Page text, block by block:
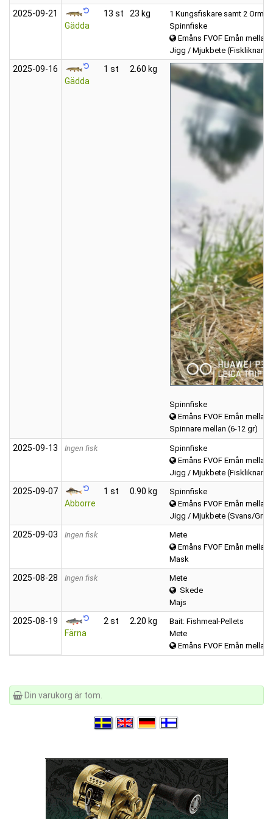
2025‑09‑21
Gädda
13 st 23 kg
1 Kungsfiskare samt 2
Spinnfiske
Emåns FVOF Emån
Jigg / Mjukbete
2025‑09‑16
Gädda
1 st 2.60 kg
Spinnfiske
Emåns FVOF Emån
Spinnare mellan (6-12 gr)
2025‑09‑13 Ingen fisk
Spinnfiske
Emåns FVOF Emån
Jigg / Mjukbete
2025‑09‑07
Abborre
1 st 0.90 kg
Spinnfiske
Emåns FVOF Emån
Jigg / Mjukbete (Svans/
2025‑09‑03 Ingen fisk
Mete
Emåns FVOF Emån
Mask
2025‑08‑28 Ingen fisk
Mete
Skede
Majs
2025‑08‑19
Färna
2 st 2.20 kg
Bait: Fishmeal-Pellets
Mete
Emåns FVOF Emån
Din varukorg är tom.